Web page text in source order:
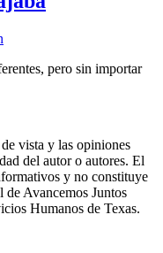
pero sin importar
vista y las opiniones
del autor o autores. El
y no constituye
Avancemos Juntos
Humanos de Texas.